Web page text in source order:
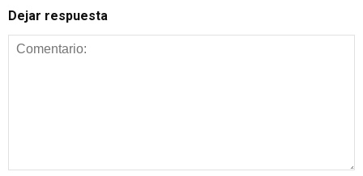
Dejar respuesta